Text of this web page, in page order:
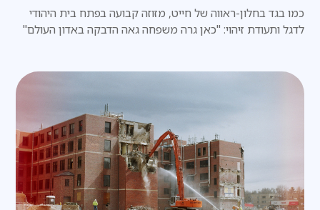
כמו בגד בחלון-ראווה של חייט, מזוזה קבועה בפתח בית היהודי
לדגל ותעודת זיהוי: "כאן גרה משפחה גאה הדבקה באדון העולם"